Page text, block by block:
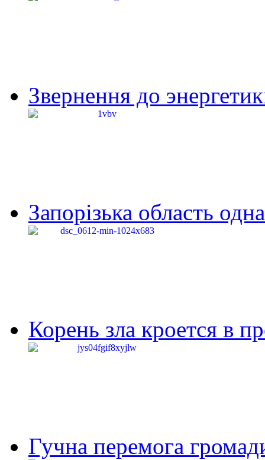
Звернення до
Запорізька область
Корень зла кроется в
Гучна перемога